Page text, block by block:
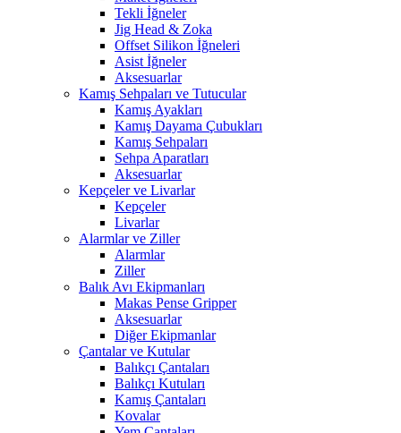
Tekli İğneler
Jig Head & Zoka
Offset Silikon İğneleri
Asist İğneler
Aksesuarlar
Kamış Sehpaları ve Tutucular
Kamış Ayakları
Kamış Dayama Çubukları
Kamış Sehpaları
Sehpa Aparatları
Aksesuarlar
Kepçeler ve Livarlar
Kepçeler
Livarlar
Alarmlar ve Ziller
Alarmlar
Ziller
Balık Avı Ekipmanları
Makas Pense Gripper
Aksesuarlar
Diğer Ekipmanlar
Çantalar ve Kutular
Balıkçı Çantaları
Balıkçı Kutuları
Kamış Çantaları
Kovalar